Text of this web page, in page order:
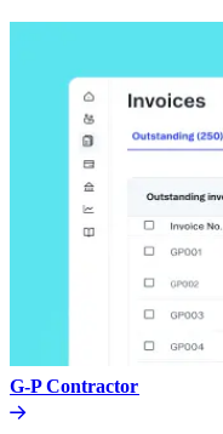
G-P Contractor​​